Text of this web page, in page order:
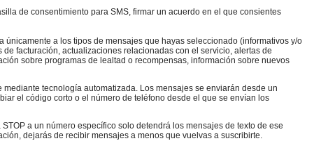
de consentimiento para SMS, firmar un acuerdo en el que consientes
a los tipos de mensajes que hayas seleccionado (informativos y/o
facturación, actualizaciones relacionadas con el servicio, alertas de
sobre programas de lealtad o recompensas, información sobre nuevos
tecnología automatizada. Los mensajes se enviarán desde un
el código corto o el número de teléfono desde el que se envían los
a un número específico solo detendrá los mensajes de texto de ese
dejarás de recibir mensajes a menos que vuelvas a suscribirte.